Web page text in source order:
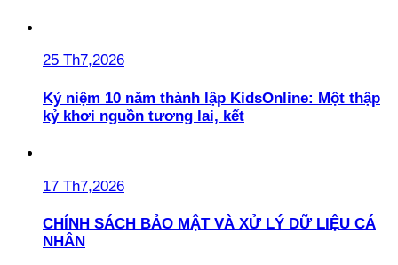
25 Th7,2026
Kỷ niệm 10 năm thành lập KidsOnline: Một thập
kỷ khơi nguồn tương lai, kết
17 Th7,2026
CHÍNH SÁCH BẢO MẬT VÀ XỬ LÝ DỮ LIỆU CÁ
NHÂN